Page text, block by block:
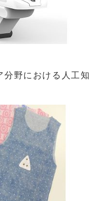
分野における人工知